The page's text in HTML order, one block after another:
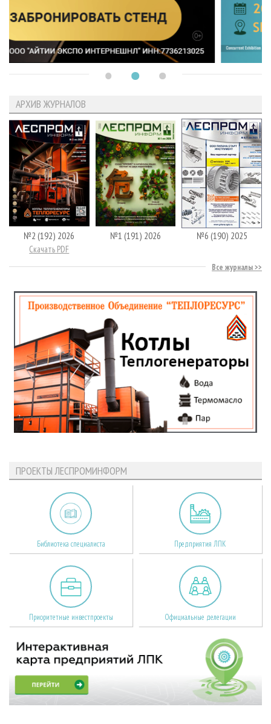
АРХИВ ЖУРНАЛОВ
№2 (192) 2026
Скачать PDF
№1 (191) 2026 №6 (190) 2025
Все журналы
ПРОЕКТЫ ЛЕСПРОМИНФОРМ
Библиотека специалиста Предприятия ЛПК
Приоритетные инвестпроекты Официальные делегации